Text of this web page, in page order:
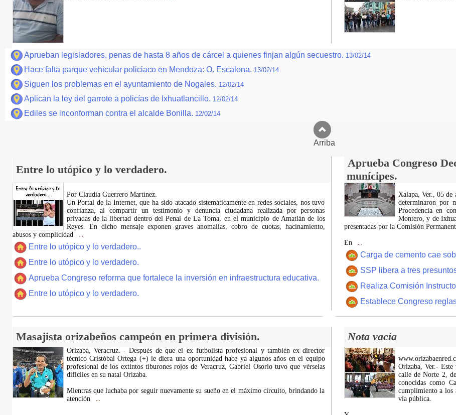
Aprueban legisladores, penas de hasta 8 años de cárcel a quienes finjan algún secuestro. 13/02/14
Hace falta parque vehicular policiaco en Mendoza: O. Escalona. 13/02/14
Siguen los problemas en el ayuntamiento de Nogales. 12/02/14
Aplican la ley del garrote a policías de Ixhuatlancillo. 12/02/14
Ediles se inconforman contra el alcalde Bonilla. 12/02/14
Arriba
Entre lo utópico y lo verdadero.
Aprueba Congreso
munícipes.
Por Claudia Guerrero Martínez.
​Un Portal de la Internet, que ha sido atacado sistemáticamente en redes sociales, nos tuvo
confianza, al compartir un testimonio y denuncia ciudadana realizada por personas
privadas de la libertad dentro del Penal de La Toma, en el municipio de Amatlán de los
Reyes. En dicho mensaje exponen graves anomalías, cobro de cuotas, hacinamiento,
abusos y complicidad
Entre lo utópico y lo verdadero..
Entre lo utópico y lo verdadero.
Aprueba Congreso reforma que fortalece la inversión en infraestructura educativa.
Entre lo utópico y lo verdadero.
Xalapa, Ver., 05
determinaron por
Procedencia en
Montero, y de
presentadas por la Comisión
En
Carga de cemento cae
SSP libera a tres
Realiza Comisión
Establece Congreso
Masajista orizabeños campeón en primera división. Nota vacía
Orizaba, Veracruz. - Después de que el ex futbolista profesional y también ex director
técnico Cristóbal Ortega (+) le diera una oportunidad hace ya algunos años en el equipo
profesional de los extintos tiburones rojos de Veracruz, Gabriel Osorio tuvo que vérselas
difíciles en su natal Orizaba.
Mientras que luchaba por seguir nuevamente su sueño en el máximo circuito, brindando la
atención
Orizaba, Ver.- Este
calle de Norte 2,
conocidas como
cumplimiento a los
vía pública.